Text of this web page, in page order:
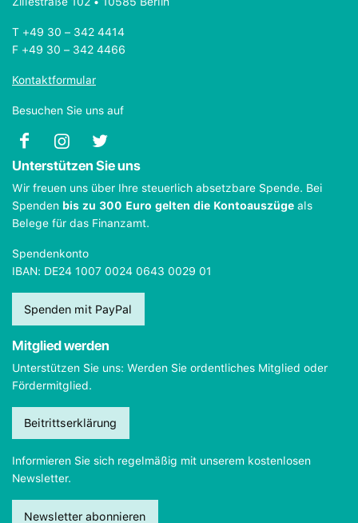
T +49 30 – 342 4414
F +49 30 – 342 4466
Kontaktformular
Besuchen Sie uns auf
Unterstützen Sie uns
Wir freuen uns über Ihre steuerlich absetzbare Spende. Bei
Spenden bis zu 300 Euro gelten die Kontoauszüge als
Belege für das Finanzamt.
Spendenkonto
IBAN: DE24 1007 0024 0643 0029 01
Spenden mit PayPal
Mitglied werden
Unterstützen Sie uns: Werden Sie ordentliches Mitglied oder
Fördermitglied.
Beitrittserklärung
Informieren Sie sich regelmäßig mit unserem kostenlosen
Newsletter.
Newsletter abonnieren